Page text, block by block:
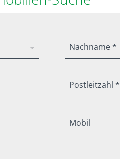
Nachname *
Postleitzahl *
Mobil